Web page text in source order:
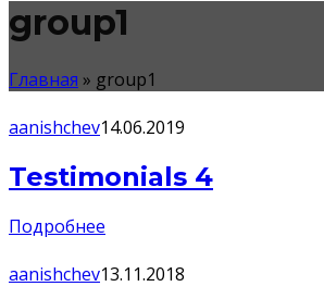
group1
Главная » group1
aanishchev14.06.2019
Testimonials 4
Подробнее
aanishchev13.11.2018